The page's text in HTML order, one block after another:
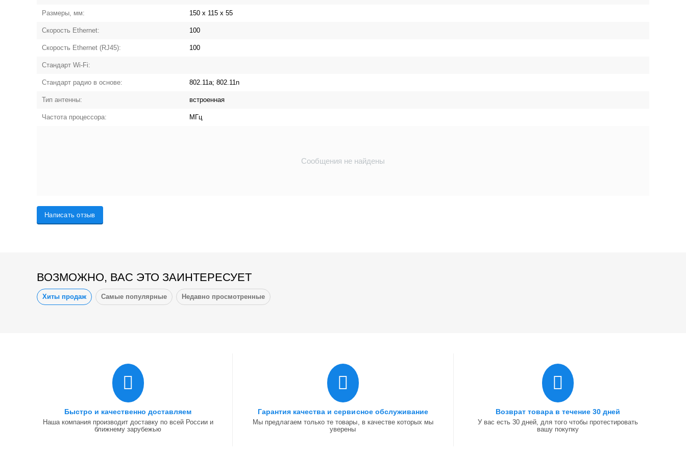
Размеры, мм: 150 х 115 х 55
Скорость Ethernet: 100
Скорость Ethernet (RJ45): 100
Стандарт Wi-Fi:
Стандарт радио в основе: 802.11a; 802.11n
Тип антенны: встроенная
Частота процессора: МГц
Сообщения не найдены
Написать отзыв
ВОЗМОЖНО, ВАС ЭТО ЗАИНТЕРЕСУЕТ
Хиты продаж Самые популярные Недавно просмотренные
Быстро и качественно доставляем
Наша компания производит доставку по всей России и
ближнему зарубежью
Гарантия качества и сервисное обслуживание
Мы предлагаем только те товары, в качестве которых мы
уверены
Возврат товара в течение 30 дней
У вас есть 30 дней, для того чтобы протестировать
вашу покупку